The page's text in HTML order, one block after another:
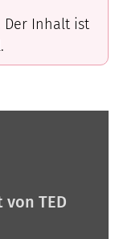
Der Inhalt ist
TED